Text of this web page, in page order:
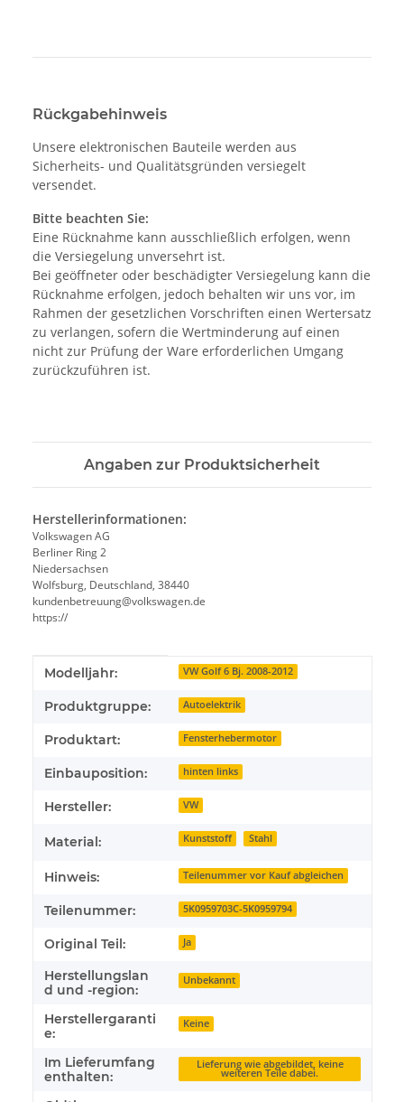
Rückgabehinweis
Unsere elektronischen Bauteile werden aus
Sicherheits- und Qualitätsgründen versiegelt
versendet.
Bitte beachten Sie:
Eine Rücknahme kann ausschließlich erfolgen, wenn
die Versiegelung unversehrt ist.
Bei geöffneter oder beschädigter Versiegelung kann die
Rücknahme erfolgen, jedoch behalten wir uns vor, im
Rahmen der gesetzlichen Vorschriften einen Wertersatz
zu verlangen, sofern die Wertminderung auf einen
nicht zur Prüfung der Ware erforderlichen Umgang
zurückzuführen ist.
Angaben zur Produktsicherheit
Herstellerinformationen:
Volkswagen AG
Berliner Ring 2
Niedersachsen
Wolfsburg, Deutschland, 38440
kundenbetreuung@volkswagen.de
https://
Produkteigenschaft
Wert
Modelljahr: VW Golf 6 Bj. 2008-2012
Produktgruppe: Autoelektrik
Produktart: Fensterhebermotor
Einbauposition: hinten links
Hersteller: VW
Material: Kunststoff Stahl
Hinweis: Teilenummer vor Kauf abgleichen
Teilenummer: 5K0959703C-5K0959794
Original Teil: Ja
Herstellungslan
d und -region:
Unbekannt
Herstellergaranti
e:
Keine
Im Lieferumfang
enthalten:
Lieferung wie abgebildet, keine
weiteren Teile dabei.